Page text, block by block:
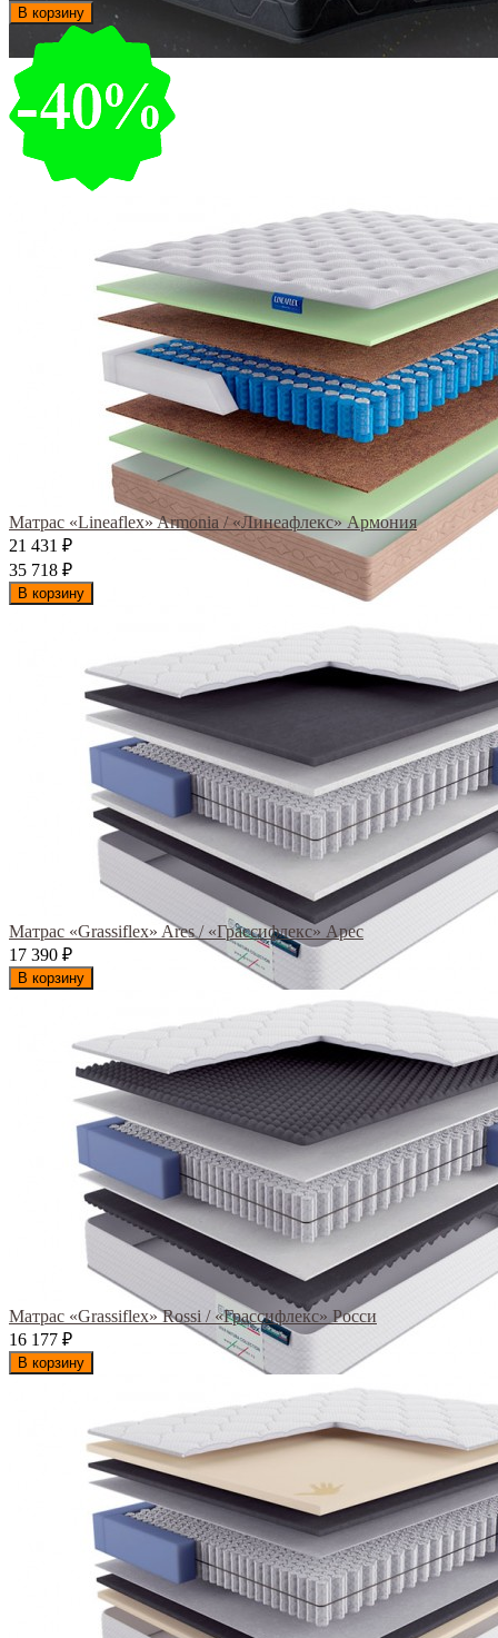
В корзину
Матрас «Lineaflex» Armonia / «Линеафлекс» Армония
21 431
₽
35 718 ₽
В корзину
Матрас «Grassiflex» Ares / «Грассифлекс» Арес
17 390 ₽
В корзину
Матрас «Grassiflex» Rossi / «Грассифлекс» Росси
16 177 ₽
В корзину